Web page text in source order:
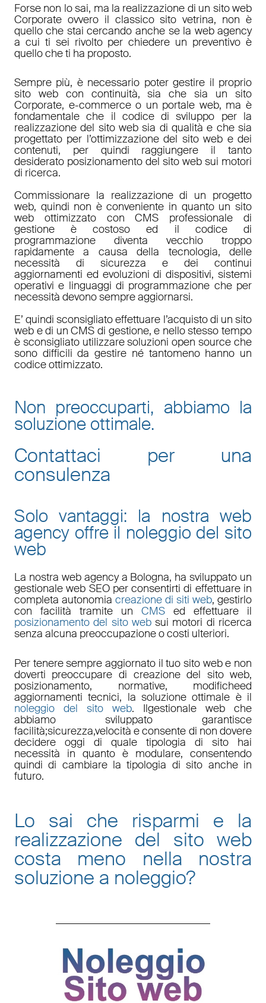
Forse non lo sai, ma la realizzazione di un sito web
Corporate ovvero il classico sito vetrina, non è
quello che stai cercando anche se la web agency
a cui ti sei rivolto per chiedere un preventivo è
quello che ti ha proposto.
Sempre più, è necessario poter gestire il proprio
sito web con continuità, sia che sia un sito
Corporate, e-commerce o un portale web, ma è
fondamentale che il codice di sviluppo per la
realizzazione del sito web sia di qualità e che sia
progettato per l’ottimizzazione del sito web e dei
contenuti, per quindi raggiungere il tanto
desiderato posizionamento del sito web sui motori
di ricerca.
Commissionare la realizzazione di un progetto
web, quindi non è conveniente in quanto un sito
web ottimizzato con CMS professionale di
gestione è costoso ed il codice di
programmazione diventa vecchio troppo
rapidamente a causa della tecnologia, delle
necessità di sicurezza e dei continui
aggiornamenti ed evoluzioni di dispositivi, sistemi
operativi e linguaggi di programmazione che per
necessità devono sempre aggiornarsi.
E’ quindi sconsigliato effettuare l’acquisto di un sito
web e di un CMS di gestione, e nello stesso tempo
è sconsigliato utilizzare soluzioni open source che
sono difficili da gestire né tantomeno hanno un
codice ottimizzato.
Non preoccuparti, abbiamo la
soluzione ottimale.
Contattaci per una
consulenza
Solo vantaggi: la nostra web
agency offre il noleggio del sito
web
La nostra web agency a Bologna, ha sviluppato un
gestionale web SEOper consentirti di effettuare in
completa autonomia creazione di siti web, gestirlo
con facilità tramite un CMS ed effettuare il
posizionamento del sito websui motori di ricerca
senza alcuna preoccupazione o costi ulteriori.
Per tenere sempre aggiornato il tuo sito web e non
doverti preoccupare di creazione del sito web,
posizionamento, normative, modificheed
aggiornamenti tecnici, la soluzione ottimale è il
noleggio del sito web. Ilgestionale webche
abbiamo sviluppato garantisce
facilità;sicurezza,velocità e consente di non dovere
decidere oggi di quale tipologia di sito hai
necessità in quanto è modulare, consentendo
quindi di cambiare la tipologia di sito anche in
futuro.
Lo sai che risparmi e la
realizzazione del sito web
costa meno nella nostra
soluzione a noleggio?